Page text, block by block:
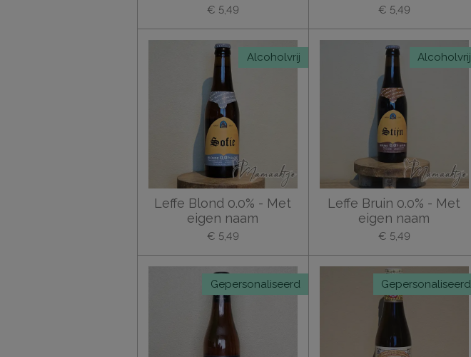
€ 5,49 € 5,49
Alcoholvrij
Leffe Blond 0.0% - Met
eigen naam
€ 5,49
Alcoholvrij
Leffe Bruin 0.0% - Met
eigen naam
€ 5,49
Gepersonaliseerd Gepersonaliseerd